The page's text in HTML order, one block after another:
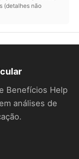
(detalhes não
Benefícios Help
análises de